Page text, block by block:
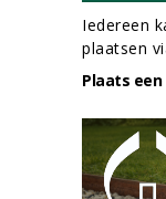
Iedereen
plaatsen
Plaats